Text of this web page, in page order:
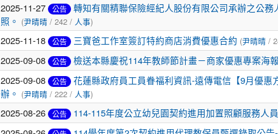
2025-11-27 公告
轉知有關精聯保險經紀人股份有限公司承辦之公
照。 (尹晴晴/ 242 / 人事)
2025-11-18 公告 三寶爸工作室簽訂特約商店消費優惠合約 (尹晴晴/
2025-09-08 公告 檢送本縣慶祝114年教師節計畫－商家優惠專案海
2025-09-08 公告
花蓮縣政府員工員眷福利資訊-遠傳電信【9月優
辦。 (尹晴晴/ 222 / 人事)
2025-08-26 公告 114-115年度公立幼兒園契約進用加置照顧服務人